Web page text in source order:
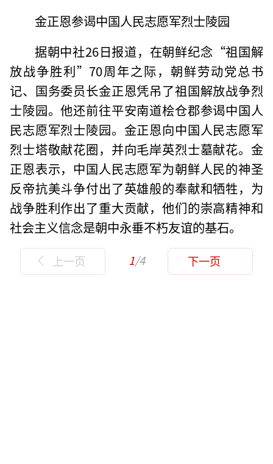
金正恩参谒中国人民志愿军烈士陵园
据朝中社26日报道，在朝鲜纪念“祖国解
放战争胜利”70周年之际，朝鲜劳动党总书
记、国务委员长金正恩凭吊了祖国解放战争烈
士陵园。他还前往平安南道桧仓郡参谒中国人
民志愿军烈士陵园。金正恩向中国人民志愿军
烈士塔敬献花圈，并向毛岸英烈士墓献花。金
正恩表示，中国人民志愿军为朝鲜人民的神圣
反帝抗美斗争付出了英雄般的奉献和牺牲，为
战争胜利作出了重大贡献，他们的崇高精神和
社会主义信念是朝中永垂不朽友谊的基石。
上一页 1/4 下一页